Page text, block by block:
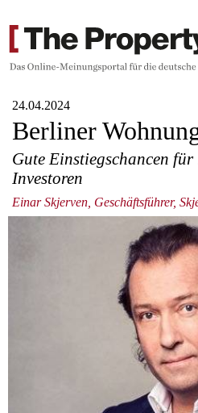
24.04.2024
Berliner
Gute Einstiegschancen
Investoren
Einar Skjerven, Geschäftsführer,